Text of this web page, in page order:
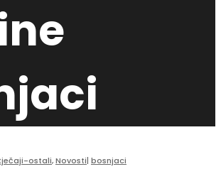
ostali,Novosti| bosnjaci